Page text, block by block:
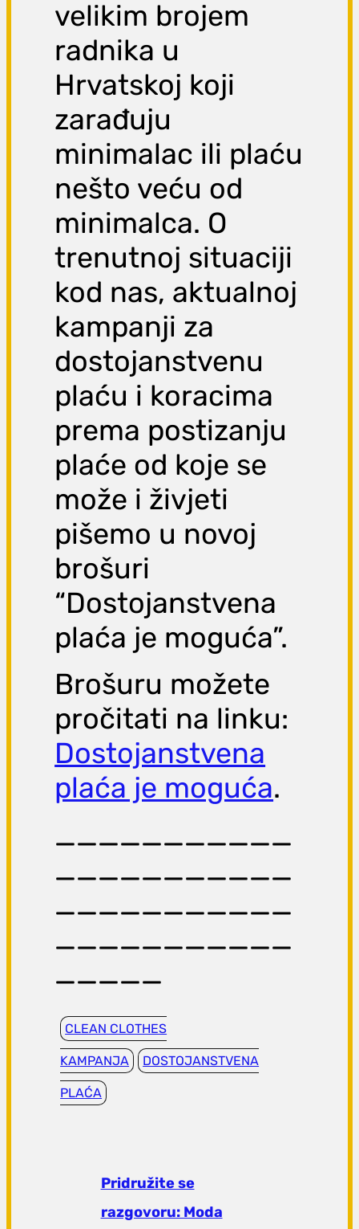
velikim brojem
radnika u
Hrvatskoj koji
zarađuju
minimalac ili plaću
nešto veću od
minimalca. O
trenutnoj situaciji
kod nas, aktualnoj
kampanji za
dostojanstvenu
plaću i koracima
prema postizanju
plaće od koje se
može i živjeti
pišemo u novoj
brošuri
“Dostojanstvena
plaća je moguća”.
Brošuru možete
pročitati na linku:
Dostojanstvena
plaća je moguća.
___________
___________
___________
___________
_____
CLEAN CLOTHES
KAMPANJA DOSTOJANSTVENA
PLAĆA
Pridružite se
razgovoru: Moda